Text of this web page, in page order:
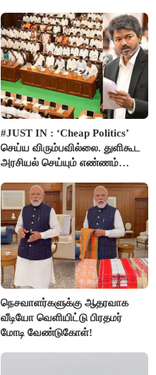
#JUST IN : ‘Cheap Politics’
செய்ய விரும்பவில்லை. துளிகூட
அரசியல் செய்யும் எண்ணம்
விஜய் பதில்!
நெசவாளர்களுக்கு ஆதரவாக
வீடியோ வெளியிட்டு பிரதமர்
மோடி வேண்டுகோள்!